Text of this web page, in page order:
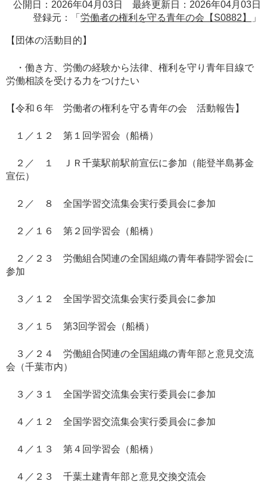
公開日：2026年04月03日 最終更新日：2026年04月03日
登録元：「 労働者の権利を守る青年の会【S0882】 」
【団体の活動目的】
・働き方、労働の経験から法律、権利を守り青年目線で
労働相談を受ける力をつけたい
【令和６年 労働者の権利を守る青年の会 活動報告】
１／１２ 第１回学習会（船橋）
２／ １ ＪＲ千葉駅前駅前宣伝に参加（能登半島募金
宣伝）
２／ ８ 全国学習交流集会実行委員会に参加
２／１６ 第２回学習会（船橋）
２／２３ 労働組合関連の全国組織の青年春闘学習会に
参加
３／１２ 全国学習交流集会実行委員会に参加
３／１５ 第3回学習会（船橋）
３／２４ 労働組合関連の全国組織の青年部と意見交流
会（千葉市内）
３／３１ 全国学習交流集会実行委員会に参加
４／１２ 全国学習交流集会実行委員会に参加
４／１３ 第４回学習会（船橋）
４／２３ 千葉土建青年部と意見交換交流会